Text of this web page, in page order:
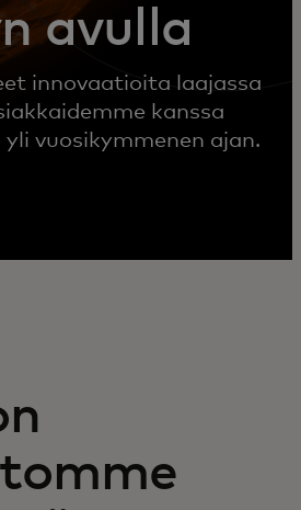
avulla
innovaatioita laajassa
kanssa
vuosikymmenen ajan.